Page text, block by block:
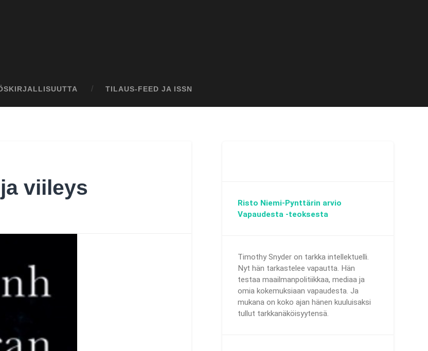
TILAUS-FEED JA ISSN
viileys
Risto Niemi-Pynttärin arvio
Vapaudesta -teoksesta
Timothy Snyder on tarkka intellektuelli.
Nyt hän tarkastelee vapautta. Hän
testaa maailmanpolitiikkaa, mediaa ja
omia kokemuksiaan vapaudesta. Ja
mukana on koko ajan hänen kuuluisaksi
tullut tarkkanäköisyytensä.